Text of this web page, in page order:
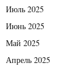
Июль 2025
Июнь 2025
Май 2025
Апрель 2025